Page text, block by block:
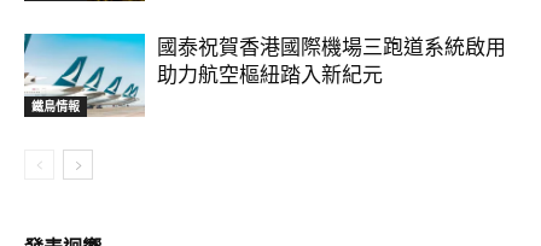
鐵鳥情報
國泰祝賀香港國際機場三跑道系統啟用
助力航空樞紐踏入新紀元